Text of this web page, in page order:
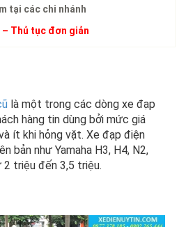
tại các chi nhánh
Thủ tục đơn giản
là một trong các dòng xe đạp
hàng tin dùng bởi mức giá
ít khi hỏng vặt. Xe đạp điện
bản như Yamaha H3, H4, N2,
triệu đến 3,5 triệu.